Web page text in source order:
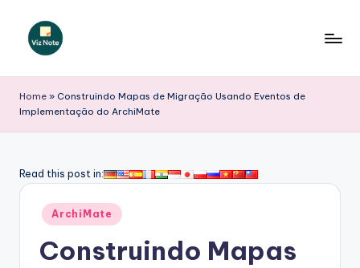
iz
N
t
Home » Construindo Mapas de Migração Usando Eventos de
Implementação do ArchiMate
Read this post in:
Posted
in
ArchiMate
Construindo Mapas